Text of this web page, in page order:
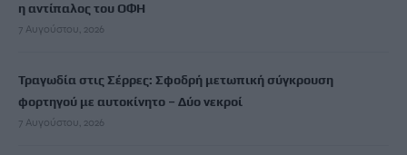
η αντίπαλος του ΟΦΗ
7 Αυγούστου, 2026
Τραγωδία στις Σέρρες: Σφοδρή μετωπική σύγκρουση
φορτηγού με αυτοκίνητο – Δύο νεκροί
7 Αυγούστου, 2026